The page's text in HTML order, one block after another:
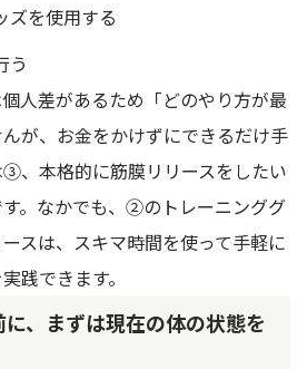
ズを使用する
う
人差があるため「どのやり方が最
が、お金をかけずにできるだけ手
、本格的に筋膜リリースをしたい
。なかでも、②のトレーニンググ
スは、スキマ時間を使って手軽に
践できます。
、まずは現在の体の状態を